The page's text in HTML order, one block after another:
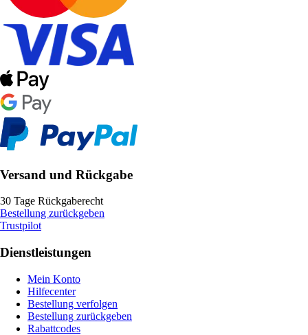
Versand und Rückgabe
30 Tage Rückgaberecht
Bestellung zurückgeben
Trustpilot
Dienstleistungen
Mein Konto
Hilfecenter
Bestellung verfolgen
Bestellung zurückgeben
Rabattcodes